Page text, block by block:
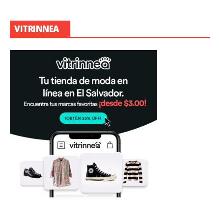
VITRINNEA